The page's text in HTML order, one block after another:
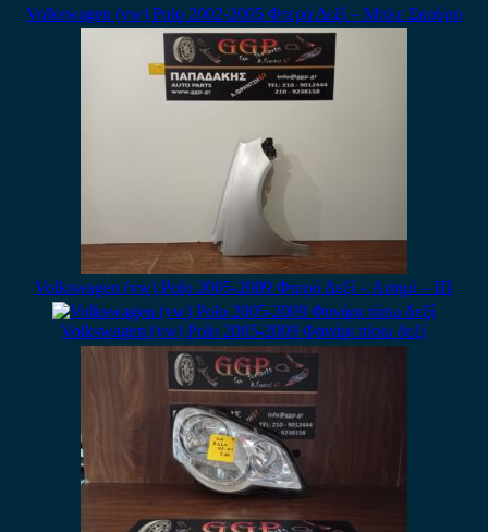
Volkswagen (vw) Polo 2002-2005 Φτερό Δεξί – Μπλε Σκούρο
Volkswagen (vw) Polo 2005-2009 Φτερό Δεξί – Ασημί – ΙΠ
Volkswagen (vw) Polo 2005-2009 Φανάρι πίσω δεξί